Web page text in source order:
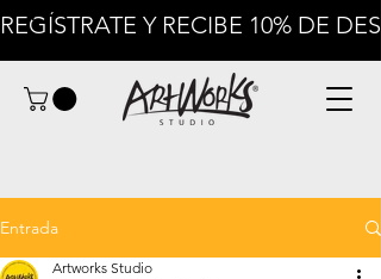
REGÍSTRATE Y RECIBE 10% DE
Impresión
Entrada
Artworks Studio